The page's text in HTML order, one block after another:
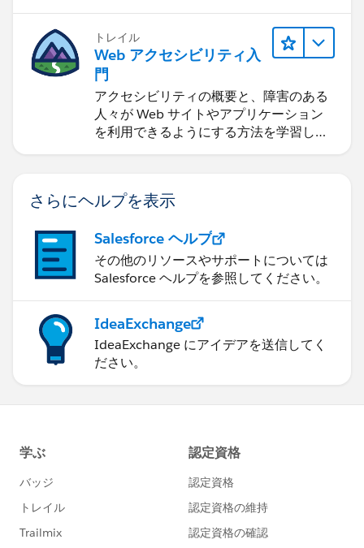
トレイル
Web アクセシビリティ入
門
アクセシビリティの概要と、障害のある
人々が Web サイトやアプリケーション
を利用できるようにする方法を学習しま
さらにヘルプを表示
Salesforce ヘルプ
その他のリソースやサポートについては
Salesforce ヘルプを参照してください。
IdeaExchange
IdeaExchange にアイデアを送信してく
ださい。